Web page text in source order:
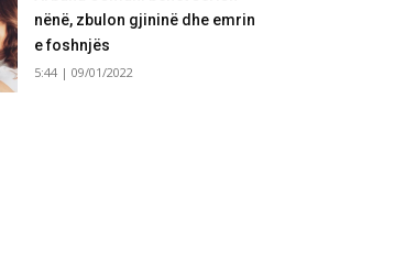
nënë, zbulon gjininë dhe emrin
e foshnjës
5:44 | 09/01/2022